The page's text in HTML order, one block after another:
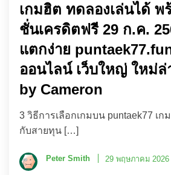
เกมฮิต ทดลองเล่นได้ พ
ชั่นเครดิตฟรี 29 ก.ค.
แตกง่าย
ออนไลน์ เว็บใหญ่ ใหม่ล่
by Cameron
3 วิธีการเลือกเกมบน puntaek77 เ
กับสายทุน […]
Peter Smith 29 พฤษภาคม 2026